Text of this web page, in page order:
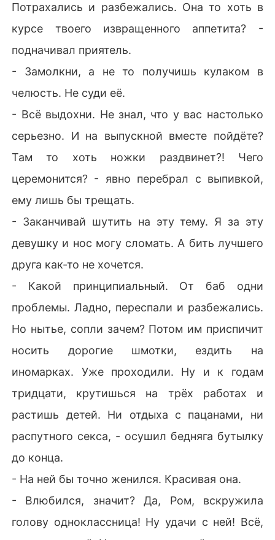
Потрахались и разбежались. Она то хоть в
курсе твоего извращенного аппетита? -
подначивал приятель.
- Замолкни, а не то получишь кулаком в
челюсть. Не суди её.
- Всё выдохни. Не знал, что у вас настолько
серьезно. И на выпускной вместе пойдёте?
Там то хоть ножки раздвинет?! Чего
церемонится? - явно перебрал с выпивкой,
ему лишь бы трещать.
- Заканчивай шутить на эту тему. Я за эту
девушку и нос могу сломать. А бить лучшего
друга как-то не хочется.
- Какой принципиальный. От баб одни
проблемы. Ладно, переспали и разбежались.
Но нытье, сопли зачем? Потом им приспичит
носить дорогие шмотки, ездить на
иномарках. Уже проходили. Ну и к годам
тридцати, крутишься на трёх работах и
растишь детей. Ни отдыха с пацанами, ни
распутного секса, - осушил бедняга бутылку
до конца.
- На ней бы точно женился. Красивая она.
- Влюбился, значит? Да, Ром, вскружила
голову одноклассница! Ну удачи с ней! Всё,